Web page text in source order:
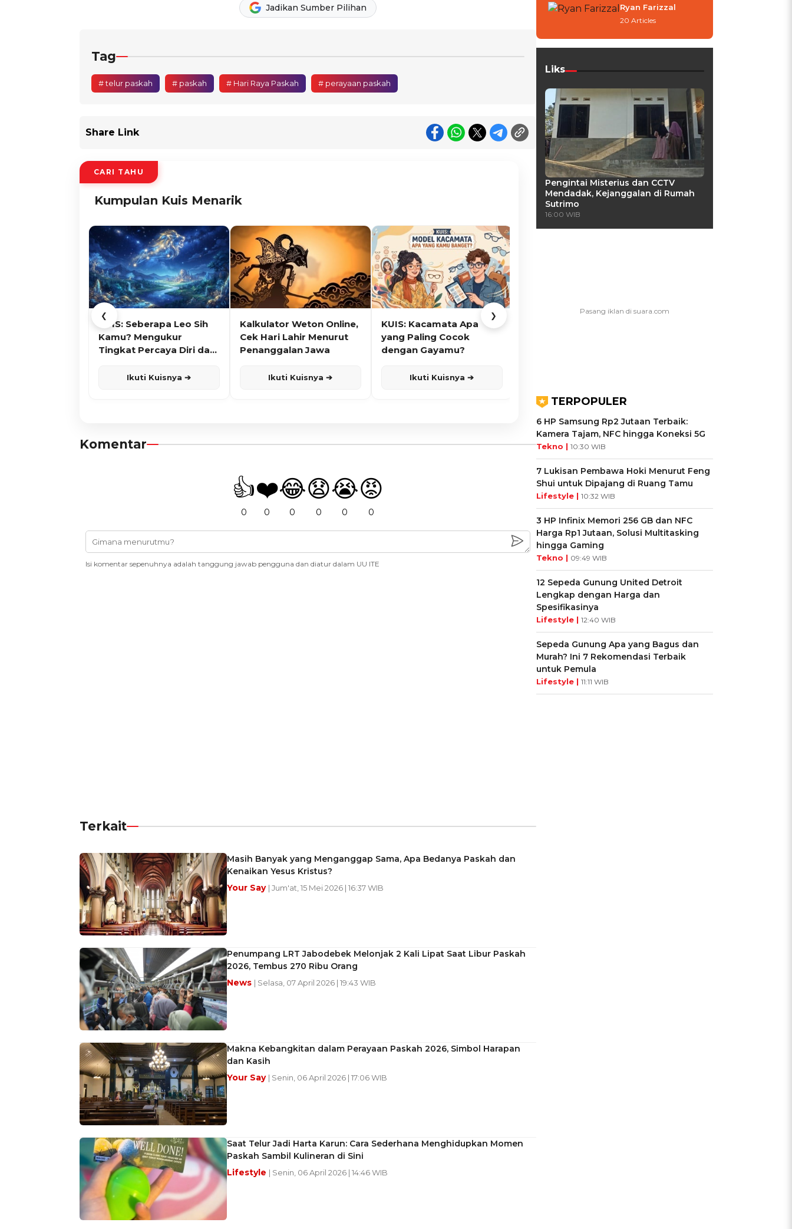
Jadikan Sumber Pilihan
Tag
# telur paskah # paskah # Hari Raya Paskah # perayaan paskah
Share Link
CARI TAHU
Kumpulan Kuis Menarik
❮
KUIS: Seberapa Leo Sih
Kamu? Mengukur
Tingkat Percaya Diri dan
Ikuti Kuisnya ➔
Kalkulator Weton Online,
Cek Hari Lahir Menurut
Penanggalan Jawa
Ikuti Kuisnya ➔
KUIS: Kacamata Apa
yang Paling Cocok
dengan Gayamu?
Ikuti Kuisnya ➔
❯
Komentar
👍
0
❤️
0
😂
0
😧
0
😭
0
😡
0
Isi komentar sepenuhnya adalah tanggung jawab pengguna dan diatur dalam UU ITE
Terkait
Masih Banyak yang Menganggap Sama, Apa Bedanya Paskah dan
Kenaikan Yesus Kristus?
Your Say | Jum'at, 15 Mei 2026 | 16:37 WIB
Penumpang LRT Jabodebek Melonjak 2 Kali Lipat Saat Libur Paskah
2026, Tembus 270 Ribu Orang
News | Selasa, 07 April 2026 | 19:43 WIB
Makna Kebangkitan dalam Perayaan Paskah 2026, Simbol Harapan
dan Kasih
Your Say | Senin, 06 April 2026 | 17:06 WIB
Saat Telur Jadi Harta Karun: Cara Sederhana Menghidupkan Momen
Paskah Sambil Kulineran di Sini
Lifestyle | Senin, 06 April 2026 | 14:46 WIB
Ryan Farizzal
20 Articles
Liks
Pengintai Misterius dan CCTV
Mendadak, Kejanggalan di Rumah
Sutrimo
16:00 WIB
TERPOPULER
6 HP Samsung Rp2 Jutaan Terbaik:
Kamera Tajam, NFC hingga Koneksi 5G
Tekno | 10:30 WIB
7 Lukisan Pembawa Hoki Menurut Feng
Shui untuk Dipajang di Ruang Tamu
Lifestyle | 10:32 WIB
3 HP Infinix Memori 256 GB dan NFC
Harga Rp1 Jutaan, Solusi Multitasking
hingga Gaming
Tekno | 09:49 WIB
12 Sepeda Gunung United Detroit
Lengkap dengan Harga dan
Spesifikasinya
Lifestyle | 12:40 WIB
Sepeda Gunung Apa yang Bagus dan
Murah? Ini 7 Rekomendasi Terbaik
untuk Pemula
Lifestyle | 11:11 WIB